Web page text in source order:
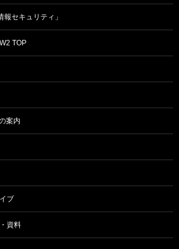
セキュリティ」
TOP
案内
ブ
資料